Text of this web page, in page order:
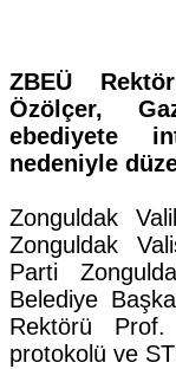
ZBEÜ
Özölçer,
ebediyete
nedeniyle
Zonguldak
Zonguldak
Parti
Belediye
Rektörü
protokolü ve